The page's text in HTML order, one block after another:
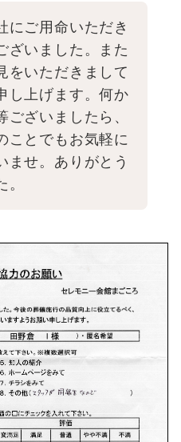
にご用命いただき
ざいました。また
をいただきまして
し上げます。何か
ございましたら、
ことでもお気軽に
ませ。ありがとう